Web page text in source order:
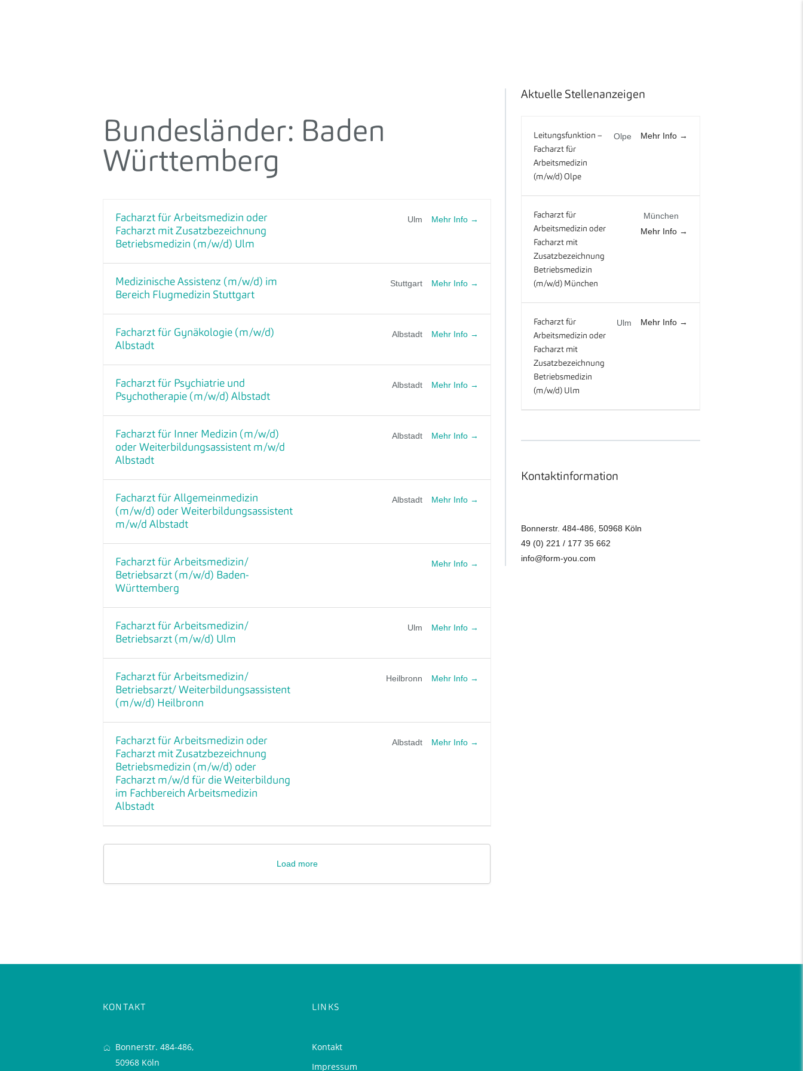
Bundesländer: Baden
Württemberg
Facharzt für Arbeitsmedizin oder
Facharzt mit Zusatzbezeichnung
Betriebsmedizin (m/w/d) Ulm
Ulm Mehr Info
Medizinische Assistenz (m/w/d) im
Bereich Flugmedizin Stuttgart
Stuttgart Mehr Info
Facharzt für Gynäkologie (m/w/d)
Albstadt
Albstadt Mehr Info
Facharzt für Psychiatrie und
Psychotherapie (m/w/d) Albstadt
Albstadt Mehr Info
Facharzt für Inner Medizin (m/w/d)
oder Weiterbildungsassistent m/w/d
Albstadt
Albstadt Mehr Info
Facharzt für Allgemeinmedizin
(m/w/d) oder Weiterbildungsassistent
m/w/d Albstadt
Albstadt Mehr Info
Facharzt für Arbeitsmedizin/
Betriebsarzt (m/w/d) Baden-
Württemberg
Mehr Info
Facharzt für Arbeitsmedizin/
Betriebsarzt (m/w/d) Ulm
Ulm Mehr Info
Facharzt für Arbeitsmedizin/
Betriebsarzt/ Weiterbildungsassistent
(m/w/d) Heilbronn
Heilbronn Mehr Info
Facharzt für Arbeitsmedizin oder
Facharzt mit Zusatzbezeichnung
Betriebsmedizin (m/w/d) oder
Facharzt m/w/d für die Weiterbildung
im Fachbereich Arbeitsmedizin
Albstadt
Albstadt Mehr Info
Load more
Aktuelle Stellenanzeigen
Leitungsfunktion –
Facharzt für
Arbeitsmedizin
(m/w/d) Olpe
Olpe Mehr Info
Facharzt für
Arbeitsmedizin oder
Facharzt mit
Zusatzbezeichnung
Betriebsmedizin
(m/w/d) München
München
Mehr Info
Facharzt für
Arbeitsmedizin oder
Facharzt mit
Zusatzbezeichnung
Betriebsmedizin
(m/w/d) Ulm
Ulm Mehr Info
Kontaktinformation
Bonnerstr. 484-486, 50968 Köln
49 (0) 221 / 177 35 662
info@form-you.com
KONTAKT
Bonnerstr. 484-486,
50968 Köln
LINKS
Kontakt
Impressum